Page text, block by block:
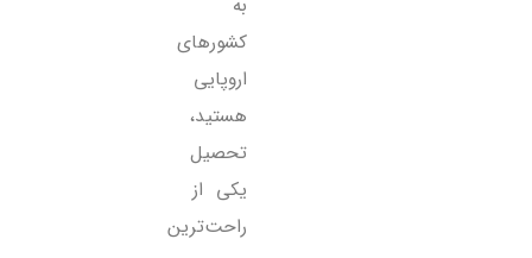
به
کشورهای
اروپایی
هستید،
تحصیل
یکی از
راحت‌ترین